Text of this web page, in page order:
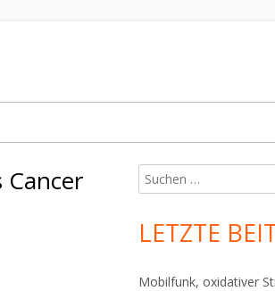
Cancer
Radiation Study Reignites Cancer Questions
Haupt-
Seitenleiste
Suchen
nach:
LETZTE
Mobilfunk, oxidativer